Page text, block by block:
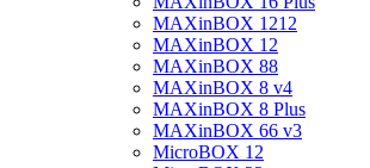
MAXinBOX 1212
MAXinBOX 12
MAXinBOX 88
MAXinBOX 8 v4
MAXinBOX 8 Plus
MAXinBOX 66 v3
MicroBOX 12